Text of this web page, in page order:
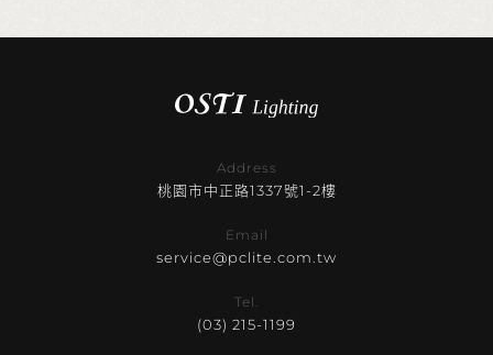
Address
桃園市中正路1337號1-2樓
Email
service@pclite.com.tw
Tel.
(03) 215-1199